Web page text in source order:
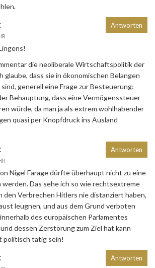
die neoliberale Wirtschaftspolitik der
glaube, dass sie in ökonomischen Belangen
generell eine Frage zur Besteuerung:
Behauptung, dass eine Vermögenssteuer
würde, da man ja als extrem wohlhabender
quasi per Knopfdruck ins Ausland
Antworten
Nigel Farage dürfte überhaupt nicht zu eine
werden. Das sehe ich so wie rechtsextreme
den Verbrechen Hitlers nie distanziert haben,
leugnen, und aus dem Grund verboten
des europäischen Parlamentes
dessen Zerstörung zum Ziel hat kann
politisch tätig sein!
Antworten
Antworten